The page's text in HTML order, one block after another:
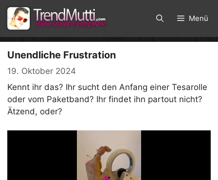
Zum
Inhalt
springen
Menü
Unendliche Frustration
19. Oktober 2024
Kennt ihr das? Ihr sucht den Anfang einer Tesarolle
oder vom Paketband? Ihr findet ihn partout nicht?
Ätzend, oder?